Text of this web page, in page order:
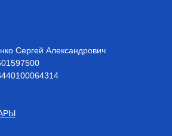
Сергей Александрович